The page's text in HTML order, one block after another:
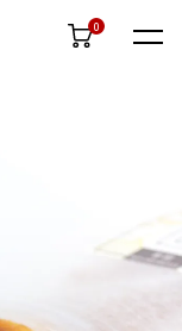
0